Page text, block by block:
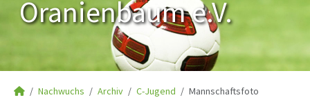
Oranienbaum e.V.
Nachwuchs Archiv C-Jugend Mannschaftsfoto